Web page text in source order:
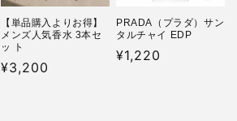
【単品購入よりお得】
メンズ人気香水 3本セ
ッ ト
通
¥3,200
PRADA（プラダ）サン
タルチャイ EDP
通
¥1,220